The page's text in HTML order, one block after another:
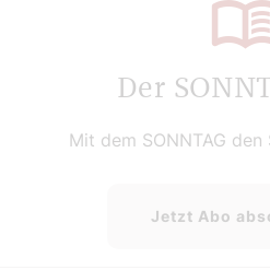
Der
Mit dem SONNTAG
Jetzt Abo